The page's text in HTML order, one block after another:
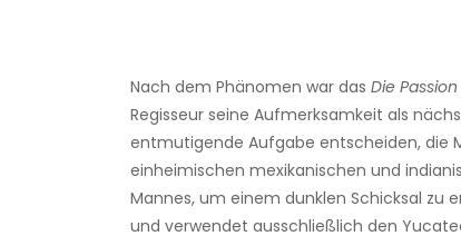
Nach dem Phänomen war das Die
Regisseur seine Aufmerksamkeit als
entmutigende Aufgabe entscheiden, die
einheimischen mexikanischen und
Mannes, um einem dunklen Schicksal zu
und verwendet ausschließlich den